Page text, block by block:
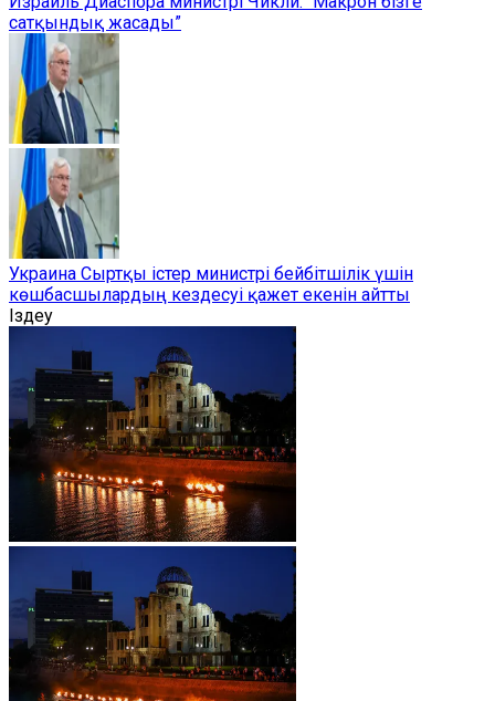
сатқындық жасады”
Украина Сыртқы істер министрі бейбітшілік үшін
көшбасшылардың кездесуі қажет екенін айтты
Іздеу